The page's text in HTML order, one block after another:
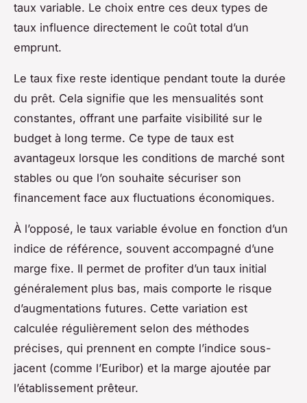
taux variable. Le choix entre ces deux types de
taux influence directement le coût total d’un
emprunt.
Le taux fixe reste identique pendant toute la durée
du prêt. Cela signifie que les mensualités sont
constantes, offrant une parfaite visibilité sur le
budget à long terme. Ce type de taux est
avantageux lorsque les conditions de marché sont
stables ou que l’on souhaite sécuriser son
financement face aux fluctuations économiques.
À l’opposé, le taux variable évolue en fonction d’un
indice de référence, souvent accompagné d’une
marge fixe. Il permet de profiter d’un taux initial
généralement plus bas, mais comporte le risque
d’augmentations futures. Cette variation est
calculée régulièrement selon des méthodes
précises, qui prennent en compte l’indice sous-
jacent (comme l’Euribor) et la marge ajoutée par
l’établissement prêteur.